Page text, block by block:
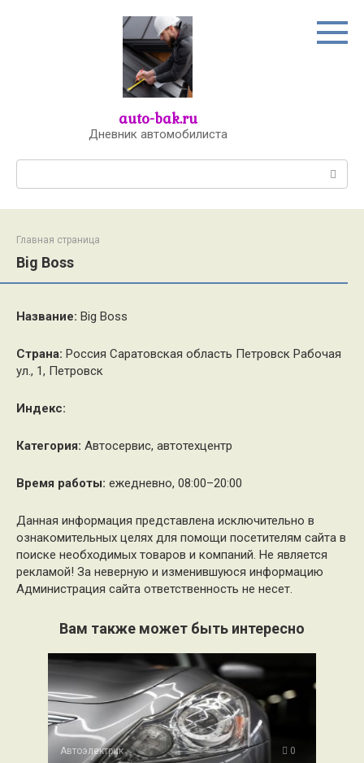
auto-bak.ru
Дневник автомобилиста
Главная страница
Big Boss
Название: Big Boss
Страна: Россия Саратовская область Петровск Рабочая
ул., 1, Петровск
Индекс:
Категория: Автосервис, автотехцентр
Время работы: ежедневно, 08:00–20:00
Данная информация представлена исключительно в
ознакомительных целях для помощи посетителям сайта в
поиске необходимых товаров и компаний. Не является
рекламой! За неверную и изменившуюся информацию
Администрация сайта ответственность не несет.
Вам также может быть интересно
Автоэлектрик 0